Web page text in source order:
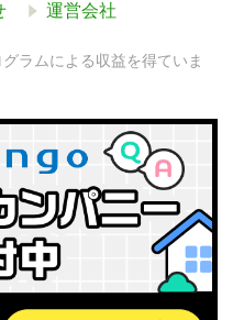
運営会社
ラムによる収益を得ていま